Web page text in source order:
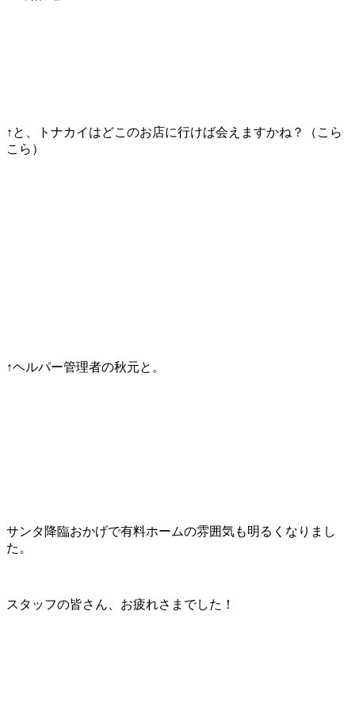
↑と、トナカイはどこのお店に行けば会えますかね？（こら
こら）
↑ヘルパー管理者の秋元と。
サンタ降臨おかげで有料ホームの雰囲気も明るくなりまし
た。
スタッフの皆さん、お疲れさまでした！